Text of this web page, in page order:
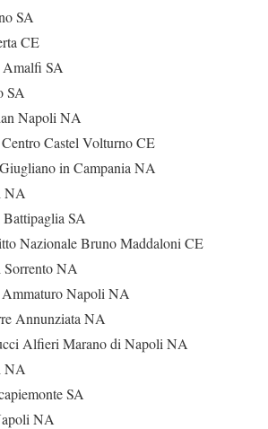
SA
CE
Amalfi SA
SA
Napoli NA
Castel Volturno CE
in Campania NA
NA
SA
Nazionale Bruno Maddaloni CE
NA
Napoli NA
Annunziata NA
Alfieri Marano di Napoli NA
NA
SA
NA